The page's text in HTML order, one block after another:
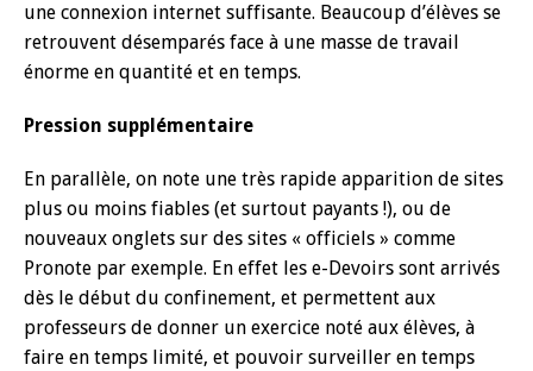
une connexion internet suffisante. Beaucoup d’élèves se
retrouvent désemparés face à une masse de travail
énorme en quantité et en temps.
Pression supplémentaire
En parallèle, on note une très rapide apparition de sites
plus ou moins fiables (et surtout payants !), ou de
nouveaux onglets sur des sites « officiels » comme
Pronote par exemple. En effet les e-Devoirs sont arrivés
dès le début du confinement, et permettent aux
professeurs de donner un exercice noté aux élèves, à
faire en temps limité, et pouvoir surveiller en temps